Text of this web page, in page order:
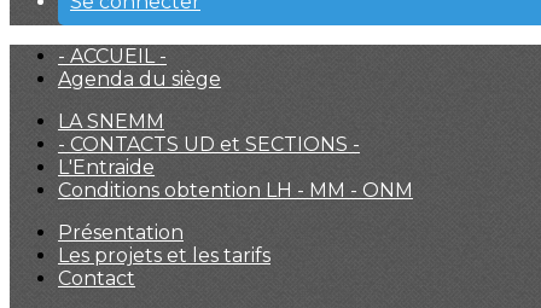
- ACCUEIL -
Agenda du siège
LA SNEMM
- CONTACTS UD et SECTIONS -
L'Entraide
Conditions obtention LH - MM - ONM
Présentation
Les projets et les tarifs
Contact